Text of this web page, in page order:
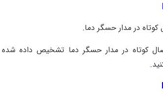
کوتاه در مدار حسگر دما.
کوتاه در مدار حسگر دما تشخیص داده
.